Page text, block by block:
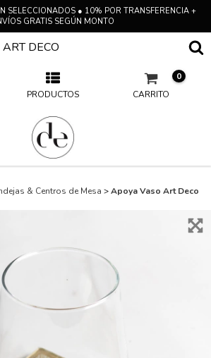
SELECCIONADOS ● 10% POR TRANSFERENCIA +
GRATIS SEGÚN MONTO
DECO
PRODUCTOS CARRITO
0
& Centros de Mesa >Apoya Vaso Art Deco